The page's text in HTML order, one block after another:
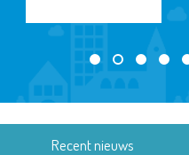
Recent nieuws